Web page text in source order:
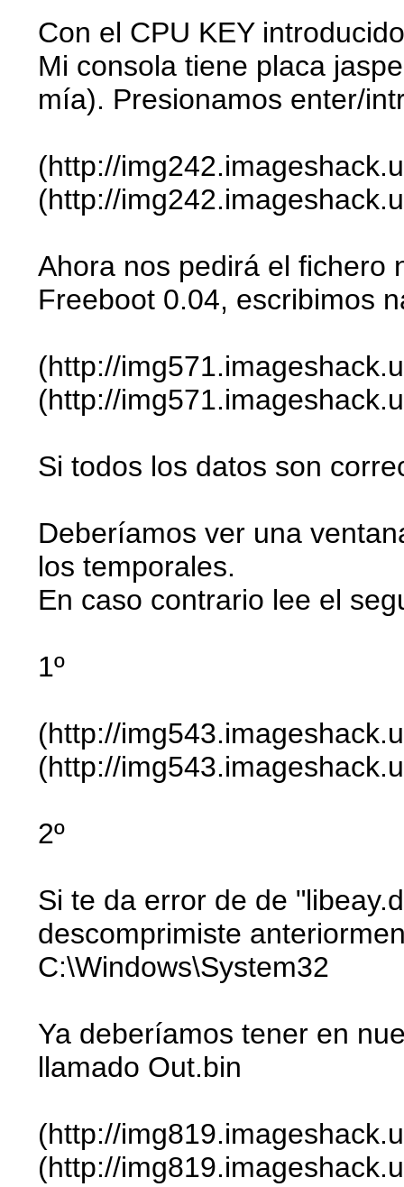
Con el CPU KEY
Mi consola tiene placa
mía). Presionamos enter/
(http://
(http://
Ahora nos pedirá el fichero
Freeboot 0.04, escribimos
(http://
(http://
Si todos los datos son
Deberíamos ver una
los temporales.
En caso contrario lee el
1º
(http://
(http://
2º
Si te da error de de
descomprimiste
C:\Windows\System32
Ya deberíamos tener en
llamado Out.bin
(http://
(http://